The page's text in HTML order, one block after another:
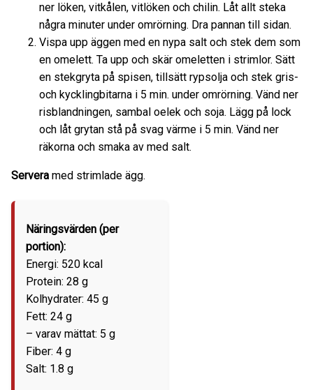
ner löken, vitkålen, vitlöken och chilin. Låt allt steka
några minuter under omrörning. Dra pannan till sidan.
Vispa upp äggen med en nypa salt och stek dem som
en omelett. Ta upp och skär omeletten i strimlor. Sätt
en stekgryta på spisen, tillsätt rypsolja och stek gris-
och kycklingbitarna i 5 min. under omrörning. Vänd ner
risblandningen, sambal oelek och soja. Lägg på lock
och låt grytan stå på svag värme i 5 min. Vänd ner
räkorna och smaka av med salt.
Servera med strimlade ägg.
Näringsvärden (per
portion):
Energi: 520 kcal
Protein: 28 g
Kolhydrater: 45 g
Fett: 24 g
– varav mättat: 5 g
Fiber: 4 g
Salt: 1.8 g